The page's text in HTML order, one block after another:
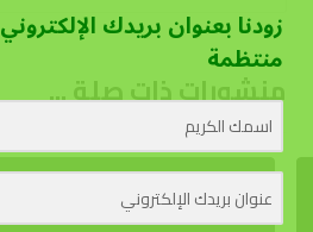
منشورات ذات صلة ...
زودنا بعنوان بريدك
منتظمة